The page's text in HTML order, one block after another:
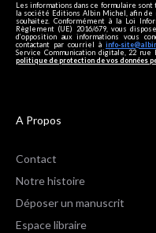
Les informations dans ce formulaire
la société Editions Albin Michel, afin
souhaitez. Conformément à la Loi
Règlement (UE) 2016/679, vous
d’opposition aux informations vous
contactant par courriel à info-
Service Communication digitale, 22 rue
politique de protection de vos données
A Propos
Contact
Notre histoire
Déposer un manuscrit
Espace libraire